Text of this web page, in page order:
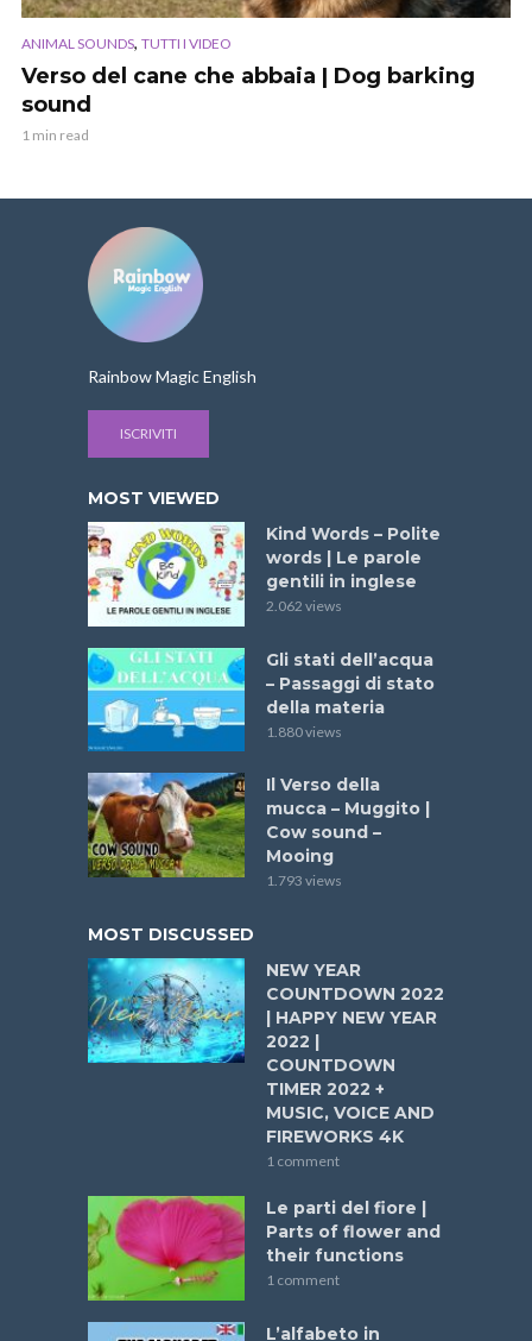
ANIMAL SOUNDS, TUTTI I VIDEO
Verso del cane che abbaia | Dog barking
sound
1 min read
Rainbow Magic English
ISCRIVITI
MOST VIEWED
Kind Words – Polite
words | Le parole
gentili in inglese
2.062 views
Gli stati dell’acqua
– Passaggi di stato
della materia
1.880 views
Il Verso della
mucca – Muggito |
Cow sound –
Mooing
1.793 views
MOST DISCUSSED
NEW YEAR
COUNTDOWN 2022
| HAPPY NEW YEAR
2022 |
COUNTDOWN
TIMER 2022 +
MUSIC, VOICE AND
FIREWORKS 4K
1 comment
Le parti del fiore |
Parts of flower and
their functions
1 comment
L’alfabeto in